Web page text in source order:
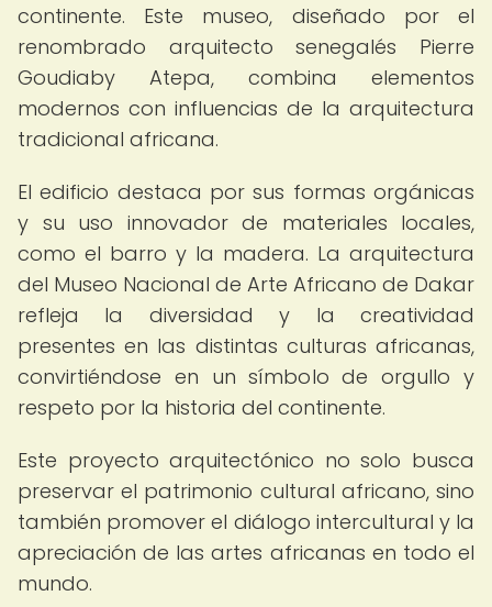
continente. Este museo, diseñado por el
renombrado arquitecto senegalés Pierre
Goudiaby Atepa, combina elementos
modernos con influencias de la arquitectura
tradicional africana.
El edificio destaca por sus formas orgánicas
y su uso innovador de materiales locales,
como el barro y la madera. La arquitectura
del Museo Nacional de Arte Africano de Dakar
refleja la diversidad y la creatividad
presentes en las distintas culturas africanas,
convirtiéndose en un símbolo de orgullo y
respeto por la historia del continente.
Este proyecto arquitectónico no solo busca
preservar el patrimonio cultural africano, sino
también promover el diálogo intercultural y la
apreciación de las artes africanas en todo el
mundo.